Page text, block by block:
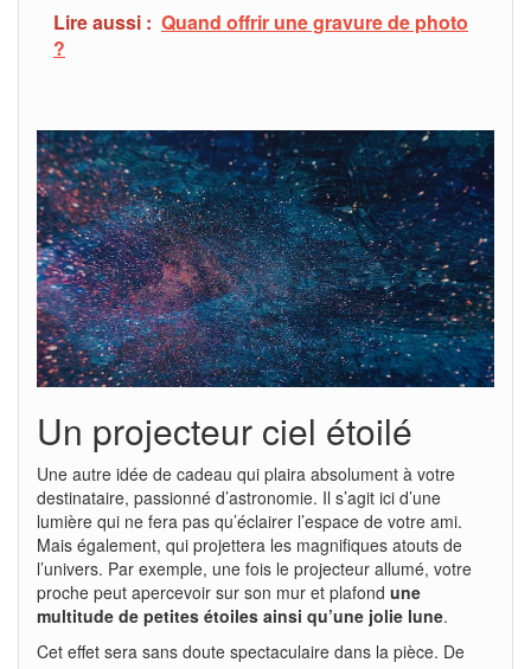
Lire aussi : Quand offrir une gravure de photo
?
Un projecteur ciel étoilé
Une autre idée de cadeau qui plaira absolument à votre
destinataire, passionné d’astronomie. Il s’agit ici d’une
lumière qui ne fera pas qu’éclairer l’espace de votre ami.
Mais également, qui projettera les magnifiques atouts de
l’univers. Par exemple, une fois le projecteur allumé, votre
proche peut apercevoir sur son mur et plafond une
multitude de petites étoiles ainsi qu’une jolie lune.
Cet effet sera sans doute spectaculaire dans la pièce. De